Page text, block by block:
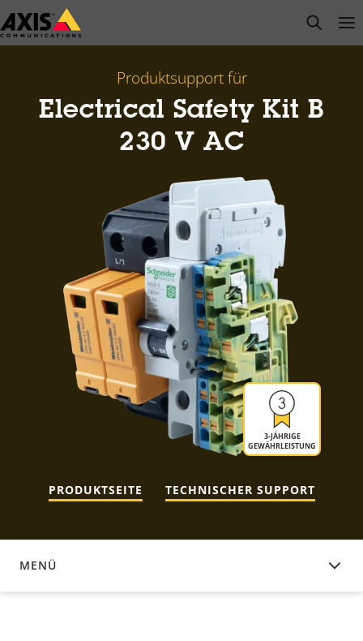
Zum
Hauptinhalt
open
Produktsupport für
Electrical Safety Kit B
230 V AC
3-JÄHRIGE
GEWÄHRLEISTUNG
PRODUKTSEITE TECHNISCHER SUPPORT
MENÜ
DOKUMENTATION